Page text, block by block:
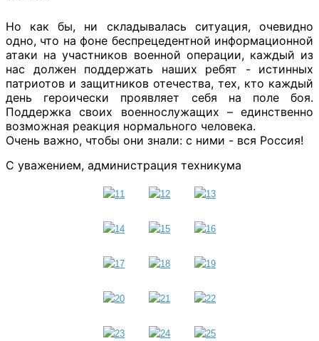
Но как бы, ни складывалась ситуация, очевидно
одно, что на фоне беспрецедентной информационной
атаки на участников военной операции, каждый из
нас должен поддержать наших ребят - истинных
патриотов и защитников отечества, тех, кто каждый
день героически проявляет себя на поле боя.
Поддержка своих военнослужащих – единственно
возможная реакция нормального человека.
Очень важно, чтобы они знали: с ними - вся Россия!
С уважением, администрация техникума